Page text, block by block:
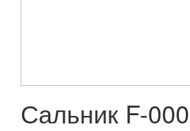
Сальник F-